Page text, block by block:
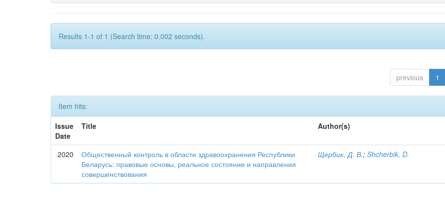
Results 1-1 of 1 (Search time: 0.002 seconds).
previous 1
Item hits:
Issue
Date
Title Author(s)
2020
Общественный контроль в области здравоохранения Республики
Беларусь: правовые основы, реальное состояние и направления
совершенствования
Щербик, Д. В.;Shcherbik, D.